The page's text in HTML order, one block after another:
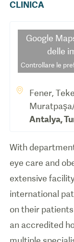
CLINICA
Google
delle
Controllare le
Fener,
Antalya,
With
eye care and
extensive
international
on their
an accredited